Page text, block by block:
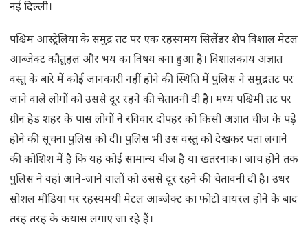
नई दिल्ली।
पश्चिम आस्ट्रेलिया के समुद्र तट पर एक रहस्यमय सिलेंडर शेप विशाल मेटल
आब्जेक्ट कौतुहल और भय का विषय बना हुआ है। विशालकाय अज्ञात
वस्तु के बारे में कोई जानकारी नहीं होने की स्थिति में पुलिस ने समुद्रतट पर
जाने वाले लोगों को उससे दूर रहने की चेतावनी दी है। मध्य पश्चिमी तट पर
ग्रीन हेड शहर के पास लोगों ने रविवार दोपहर को किसी अज्ञात चीज के पड़े
होने की सूचना पुलिस को दी। पुलिस भी उस वस्तु को देखकर पता लगाने
की कोशिश में है कि यह कोई सामान्य चीज है या खतरनाक। जांच होने तक
पुलिस ने वहां आने-जाने वालों को उससे दूर रहने की चेतावनी दी है। उधर
सोशल मीडिया पर रहस्यमयी मेटल आब्जेक्ट का फोटो वायरल होने के बाद
तरह तरह के कयास लगाए जा रहे हैं।